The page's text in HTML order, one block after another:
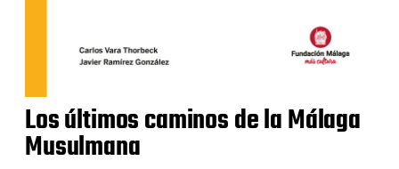
Los últimos caminos de la Málaga
Musulmana